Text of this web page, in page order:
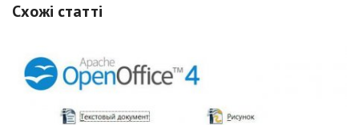
Схожі статті